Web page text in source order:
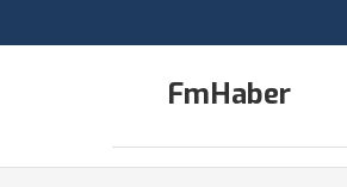
FmHaber